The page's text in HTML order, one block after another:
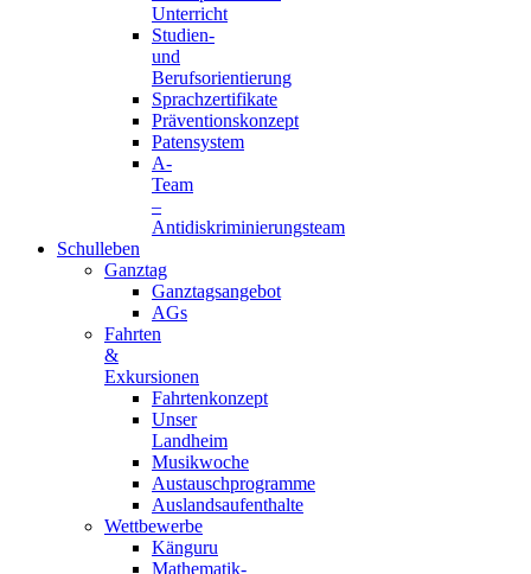
Unterricht
Studien-
und
Berufsorientierung
Sprachzertifikate
Präventionskonzept
Patensystem
A-
Team
–
Antidiskriminierungsteam
Schulleben
Ganztag
Ganztagsangebot
AGs
Fahrten
&
Exkursionen
Fahrtenkonzept
Unser
Landheim
Musikwoche
Austauschprogramme
Auslandsaufenthalte
Wettbewerbe
Känguru
Mathematik-